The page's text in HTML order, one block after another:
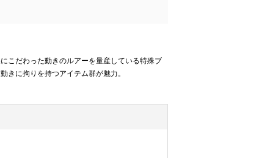
こだわった動きのルアーを量産している特殊ブ
きに拘りを持つアイテム群が魅力。